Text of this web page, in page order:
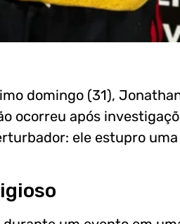
domingo (31),
ocorreu após
ele estupro